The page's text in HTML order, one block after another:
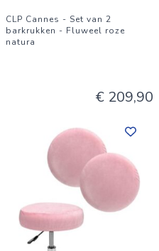
CLP Cannes - Set van 2
barkrukken - Fluweel roze
natura
€ 209,90